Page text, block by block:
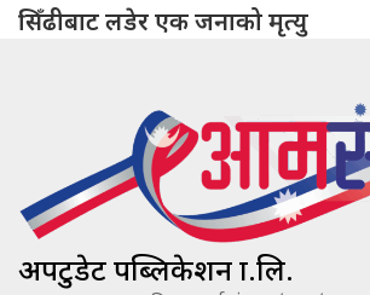
सिँढीबाट लडेर एक जनाको मृत्यु
अपटुडेट पब्लिकेशन प्रा.लि.